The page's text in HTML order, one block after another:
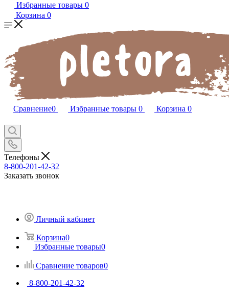
Избранные товары 0
Корзина 0
Сравнение0 Избранные товары 0 Корзина 0
Телефоны
8-800-201-42-32
Заказать звонок
Личный кабинет
Корзина0
Избранные товары0
Сравнение товаров0
8-800-201-42-32